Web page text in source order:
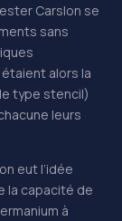
Carslon se
sans
alors la
type stencil)
leurs
eut l’idée
la capacité de
à